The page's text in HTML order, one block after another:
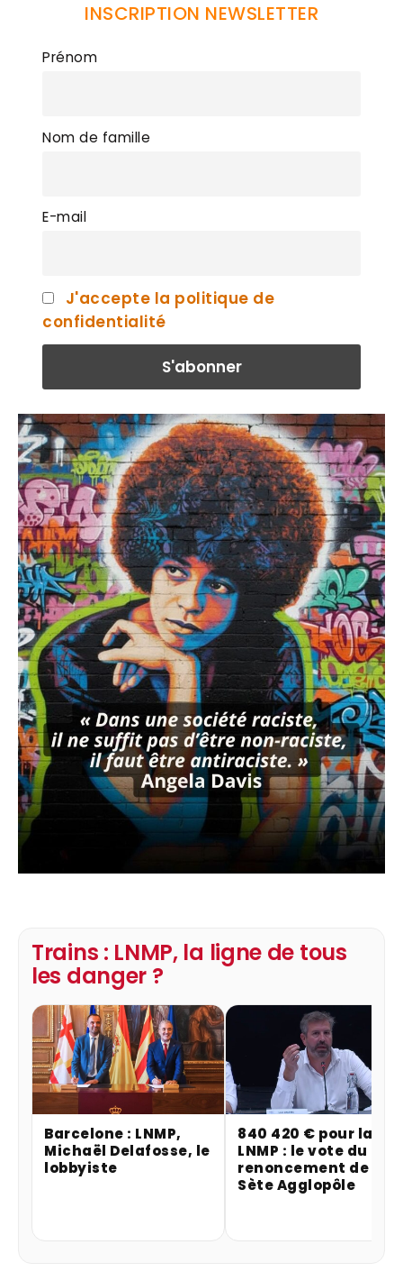
INSCRIPTION NEWSLETTER
Prénom
Nom de famille
E-mail
J'accepte la politique de
confidentialité
Trains : LNMP, la ligne de tous
les danger ?
Barcelone : LNMP,
Michaël Delafosse, le
lobbyiste
840 420 € pour la
LNMP : le vote du
renoncement de
Sète Agglopôle